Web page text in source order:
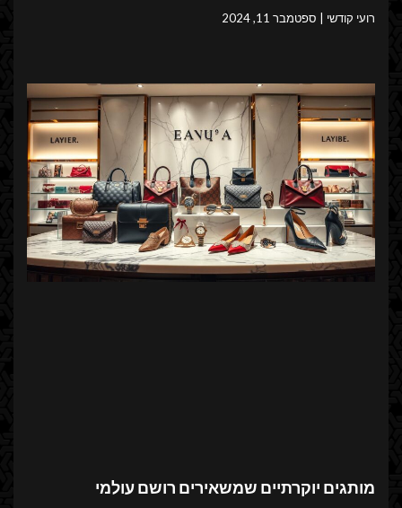
רועי קודשי ספטמבר 11, 2024
מותגים יוקרתיים שמשאירים רושם עולמי